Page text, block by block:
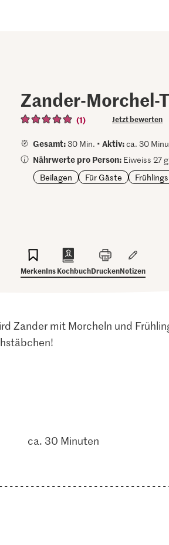
Zander-Morchel-
(1) Jetzt bewerten
Gesamt: 30 Min. •Aktiv:ca. 30
Nährwerte pro Person: Eiweiss 27
Beilagen
Für Gäste
MerkenIns KochbuchDruckenNotizen
Zander mit Morcheln und
ca. 30 Minuten